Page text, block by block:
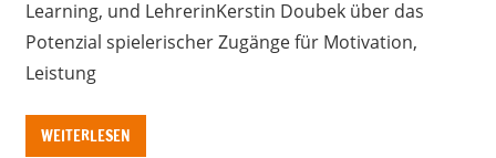
Learning, und LehrerinKerstin Doubek über das
Potenzial spielerischer Zugänge für Motivation,
Leistung
WEITERLESEN